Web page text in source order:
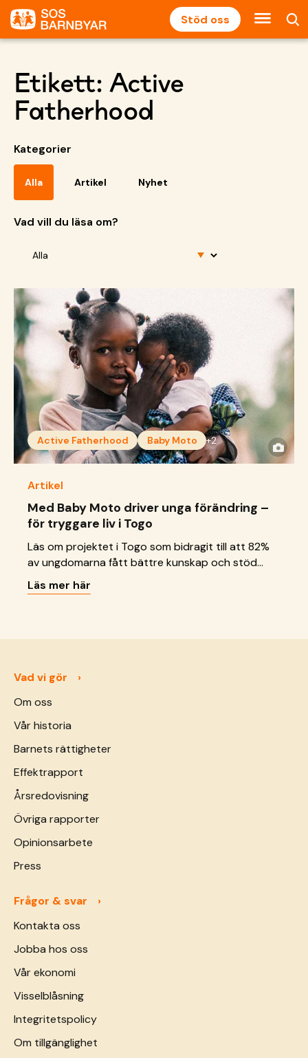
Stöd oss
Etikett: Active
Fatherhood
Kategorier
Alla Artikel Nyhet
Vad vill du läsa om?
Active Fatherhood Baby Moto +2
Artikel
Med Baby Moto driver unga förändring –
för tryggare liv i Togo
Läs om projektet i Togo som bidragit till att 82%
av ungdomarna fått bättre kunskap och stöd
inom sexuell och reproduktiv hälsa och
rättigheter.
Läs mer här
Vad vi gör
Om oss
Vår historia
Barnets rättigheter
Effektrapport
Årsredovisning
Övriga rapporter
Opinionsarbete
Press
Frågor & svar
Kontakta oss
Jobba hos oss
Vår ekonomi
Visselblåsning
Integritetspolicy
Om tillgänglighet